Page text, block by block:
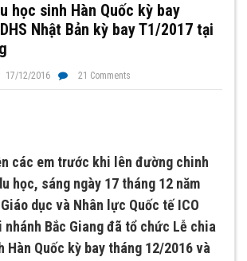
học sinh Hàn Quốc kỳ bay
Nhật Bản kỳ bay T1/2017 tại
17/12/2016 21 Comments
các em trước khi lên đường chinh
học, sáng ngày 17 tháng 12 năm
dục và Nhân lực Quốc tế ICO
nhánh Bắc Giang đã tổ chức Lễ chia
Hàn Quốc kỳ bay tháng 12/2016 và